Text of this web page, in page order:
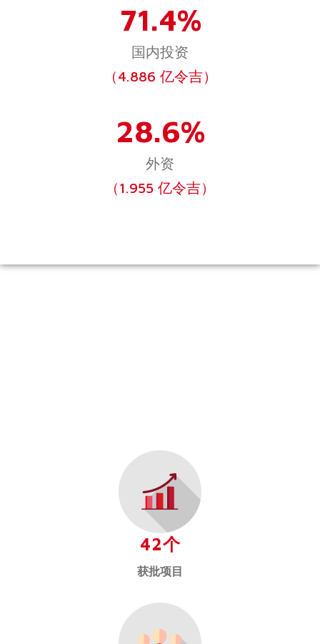
71.4%
国内投资
（4.886 亿令吉）
28.6%
外资
（1.955 亿令吉）
42个
获批项目